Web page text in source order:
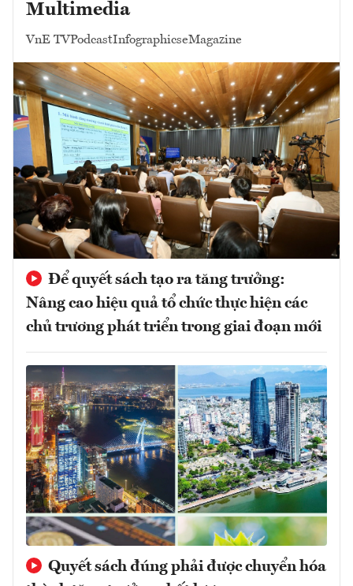
Multimedia
VnE TVPodcastInfographicseMagazine
Để quyết sách tạo ra tăng trưởng:
Nâng cao hiệu quả tổ chức thực hiện các
chủ trương phát triển trong giai đoạn mới
Quyết sách đúng phải được chuyển hóa